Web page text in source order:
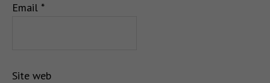
Email *
Site web